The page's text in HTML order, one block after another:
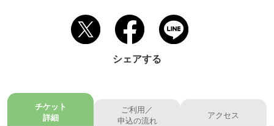
シェアする
チケット
詳細
ご利用／
申込の流れ
アクセス